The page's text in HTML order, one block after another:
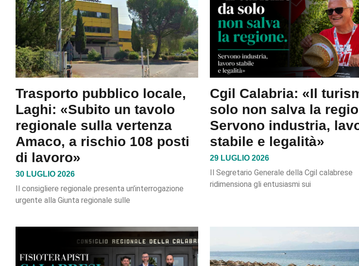
Trasporto pubblico locale,
Laghi: «Subito un tavolo
regionale sulla vertenza
Amaco, a rischio 108 posti
di lavoro»
30 LUGLIO 2026
Il consigliere regionale presenta un’interrogazione
urgente alla Giunta regionale sulle
Cgil Calabria: «Il
solo non salva la
Servono industria,
stabile e legalità»
29 LUGLIO 2026
Il Segretario Generale della Cgil calabrese
ridimensiona gli entusiasmi sui